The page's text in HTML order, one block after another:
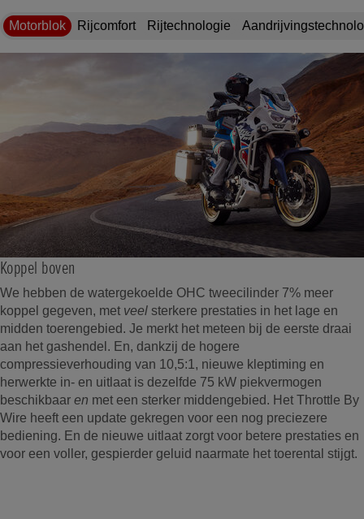
Motorblok Rijcomfort Rijtechnologie
Koppel boven
We hebben de watergekoelde OHC tweecilinder 7% meer
koppel gegeven, met veel sterkere prestaties in het lage en
midden toerengebied. Je merkt het meteen bij de eerste draai
aan het gashendel. En, dankzij de hogere
compressieverhouding van 10,5:1, nieuwe kleptiming en
herwerkte in- en uitlaat is dezelfde 75 kW piekvermogen
beschikbaar en met een sterker middengebied. Het Throttle By
Wire heeft een update gekregen voor een nog preciezere
bediening. En de nieuwe uitlaat zorgt voor betere prestaties en
voor een voller, gespierder geluid naarmate het toerental stijgt.